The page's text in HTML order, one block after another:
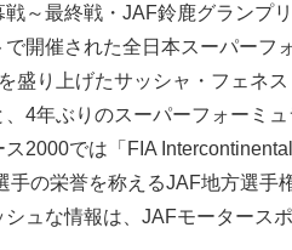
～最終戦・JAF鈴鹿グランプ
で開催された全日本スーパー
盛り上げたサッシャ・フェネ
4年ぶりのスーパーフォーミ
2000では「FIA
手の栄誉を称えるJAF地方選手
ュな情報は、JAFモータース